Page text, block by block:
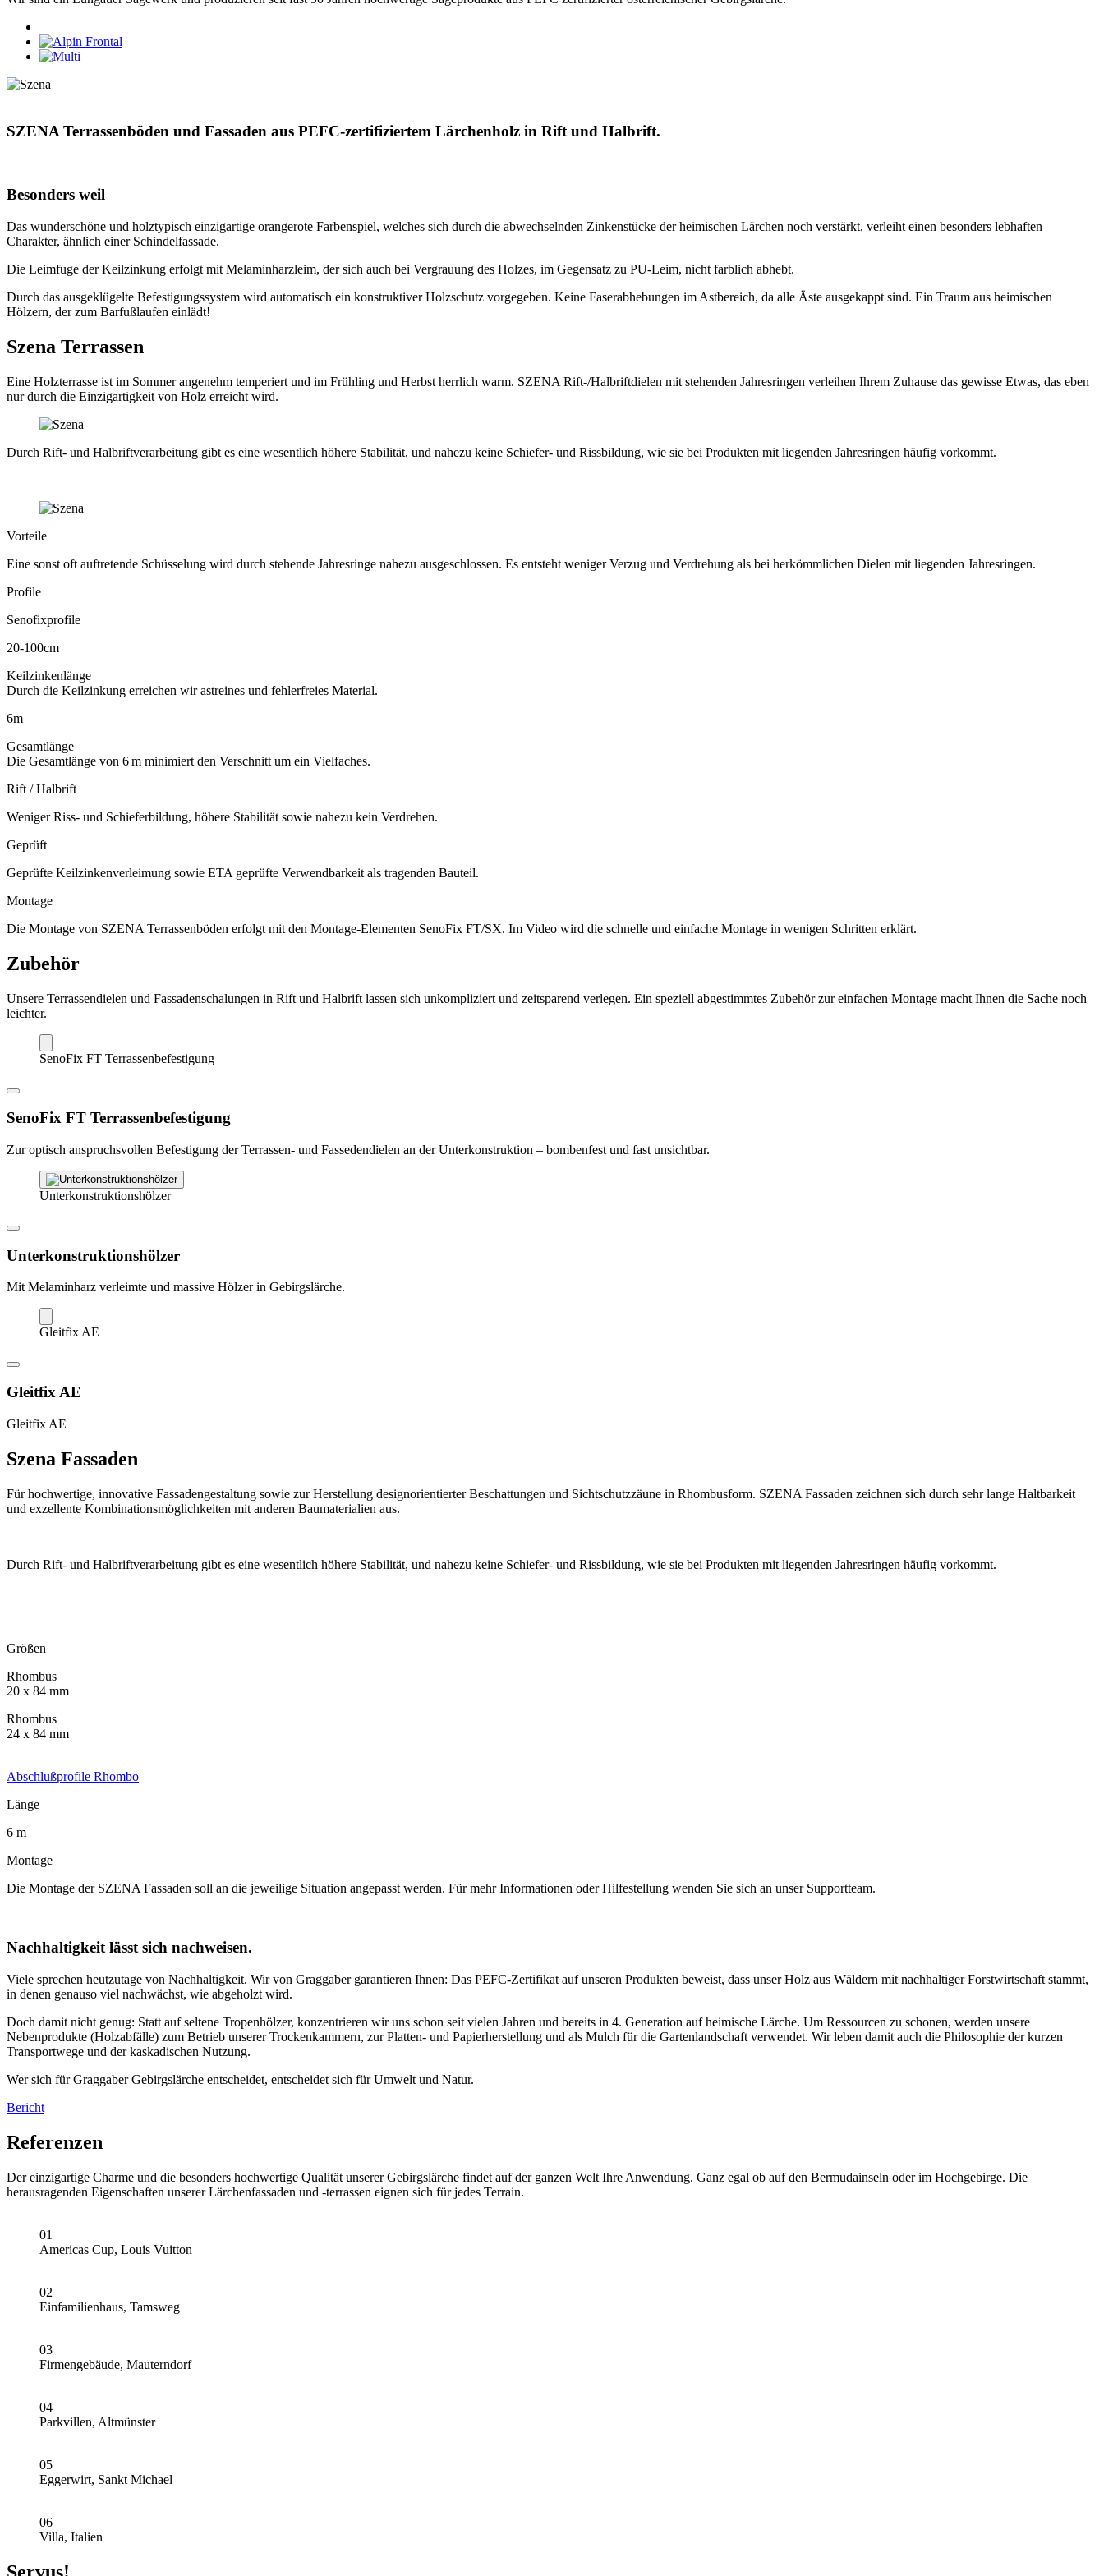
SZENA Terrassenböden und Fassaden aus PEFC-zertifiziertem Lärchenholz in Rift und Halbrift.
Besonders weil
Das wunderschöne und holztypisch einzigartige orangerote Farbenspiel, welches sich durch die abwechselnden Zinkenstücke der heimischen Lärchen noch verstärkt, verleiht einen besonders lebhaften
Charakter, ähnlich einer Schindelfassade.
Die Leimfuge der Keilzinkung erfolgt mit Melaminharzleim, der sich auch bei Vergrauung des Holzes, im Gegensatz zu PU-Leim, nicht farblich abhebt.
Durch das ausgeklügelte Befestigungs­system wird automatisch ein konstruktiver Holzschutz vorgegeben. Keine Faserabhebungen im Astbereich, da alle Äste ausgekappt sind. Ein Traum aus heimischen
Hölzern, der zum Barfußlaufen einlädt!
Szena Terrassen
Eine Holzterrasse ist im Sommer angenehm temperiert und im Frühling und Herbst herrlich warm. SZENA Rift-/Halbriftdielen mit stehenden Jahresringen verleihen Ihrem Zuhause das gewisse Etwas, das eben
nur durch die Einzigartigkeit von Holz erreicht wird.
Durch Rift- und Halbriftverarbeitung gibt es eine wesentlich höhere Stabilität, und nahezu keine Schiefer- und Rissbildung, wie sie bei Produkten mit liegenden Jahresringen häufig vorkommt.
Vorteile
Eine sonst oft auftretende Schüsselung wird durch stehende Jahresringe nahezu ausgeschlossen. Es entsteht weniger Verzug und Verdrehung als bei herkömmlichen Dielen mit liegenden Jahresringen.
Profile
Senofixprofile
20-100cm
Keilzinkenlänge
Durch die Keilzinkung erreichen wir astreines und ­fehlerfreies ­Material.
6m
Gesamtlänge
Die Gesamtlänge von 6 m minimiert den Verschnitt um ein ­Vielfaches.
Rift / Halbrift
Weniger Riss- und Schieferbildung, ­höhere Stabilität sowie nahezu kein Verdrehen.
Geprüft
Geprüfte Keilzinkenverleimung sowie ETA geprüfte Verwendbarkeit als tragenden Bauteil.
Montage
Die Montage von SZENA Terrassen­böden erfolgt mit den Montage-Elementen SenoFix FT/SX. Im Video wird die schnelle und einfache Montage in wenigen Schritten erklärt.
Zubehör
Unsere Terrassendielen und Fassadenschalungen in Rift und Halbrift lassen sich unkompliziert und zeitsparend verlegen. Ein speziell abgestimmtes Zubehör zur einfachen Montage macht Ihnen die Sache noch
leichter.
SenoFix FT Terrassen­befestigung
SenoFix FT Terrassen­befestigung
Zur optisch anspruchsvollen Befestigung der Terrassen- und Fassedendielen an der Unterkonstruktion – bombenfest und fast unsichtbar.
Unterkonstruktionshölzer
Unterkonstruktionshölzer
Mit Melaminharz verleimte und massive Hölzer in Gebirgslärche.
Gleitfix AE
Gleitfix AE
Gleitfix AE
Szena Fassaden
Für hochwertige, innovative Fassadengestaltung sowie zur Herstellung designorientierter Beschattungen und Sichtschutzzäune in Rhombusform. SZENA Fassaden zeichnen sich durch sehr lange Haltbarkeit
und exzellente Kombinations­möglichkeiten mit anderen Baumaterialien aus.
Durch Rift- und Halbriftverarbeitung gibt es eine wesentlich höhere Stabilität, und nahezu keine Schiefer- und Rissbildung, wie sie bei Produkten mit liegenden Jahresringen häufig vorkommt.
Größen
Rhombus
20 x 84 mm
Rhombus
24 x 84 mm
Abschlußprofile Rhombo
Länge
6 m
Montage
Die Montage der SZENA Fassaden soll an die jeweilige Situation angepasst werden. Für mehr Informationen oder Hilfestellung wenden Sie sich an unser Supportteam.
Nachhaltigkeit lässt sich nachweisen.
Viele sprechen heutzutage von Nachhaltigkeit. Wir von Graggaber garantieren Ihnen: Das PEFC-Zertifikat auf unseren Produkten beweist, dass unser Holz aus Wäldern mit nachhaltiger Forstwirtschaft stammt,
in denen genauso viel nachwächst, wie abgeholzt wird.
Doch damit nicht genug: Statt auf seltene Tropenhölzer, konzentrieren wir uns schon seit vielen Jahren und bereits in 4. Generation auf heimische Lärche. Um Ressourcen zu schonen, werden unsere
Nebenprodukte (Holzabfälle) zum Betrieb unserer Trockenkammern, zur Platten- und Papierherstellung und als Mulch für die Gartenlandschaft verwendet. Wir leben damit auch die Philosophie der kurzen
Transportwege und der kaskadischen Nutzung.
Wer sich für Graggaber Gebirgslärche entscheidet, entscheidet sich für Umwelt und Natur.
Bericht
Referenzen
Der einzigartige Charme und die besonders hochwertige Qualität unserer Gebirgslärche findet auf der ganzen Welt Ihre Anwendung. Ganz egal ob auf den Bermudainseln oder im Hochgebirge. Die
herausragenden Eigenschaften unserer Lärchenfassaden und -terrassen eignen sich für jedes Terrain.
01
Americas Cup, Louis Vuitton
02
Einfamilienhaus, Tamsweg
03
Firmengebäude, Mauterndorf
04
Parkvillen, Altmünster
05
Eggerwirt, Sankt Michael
06
Villa, Italien
Servus!